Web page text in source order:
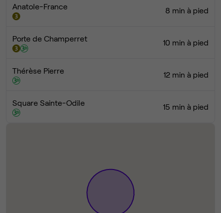
Anatole-France 8 min à pied
Porte de Champerret 10 min à pied
Thérèse Pierre 12 min à pied
Square Sainte-Odile 15 min à pied